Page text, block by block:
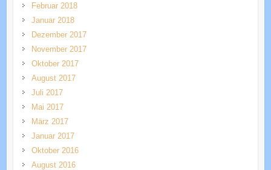
Februar 2018
Januar 2018
Dezember 2017
November 2017
Oktober 2017
August 2017
Juli 2017
Mai 2017
März 2017
Januar 2017
Oktober 2016
August 2016